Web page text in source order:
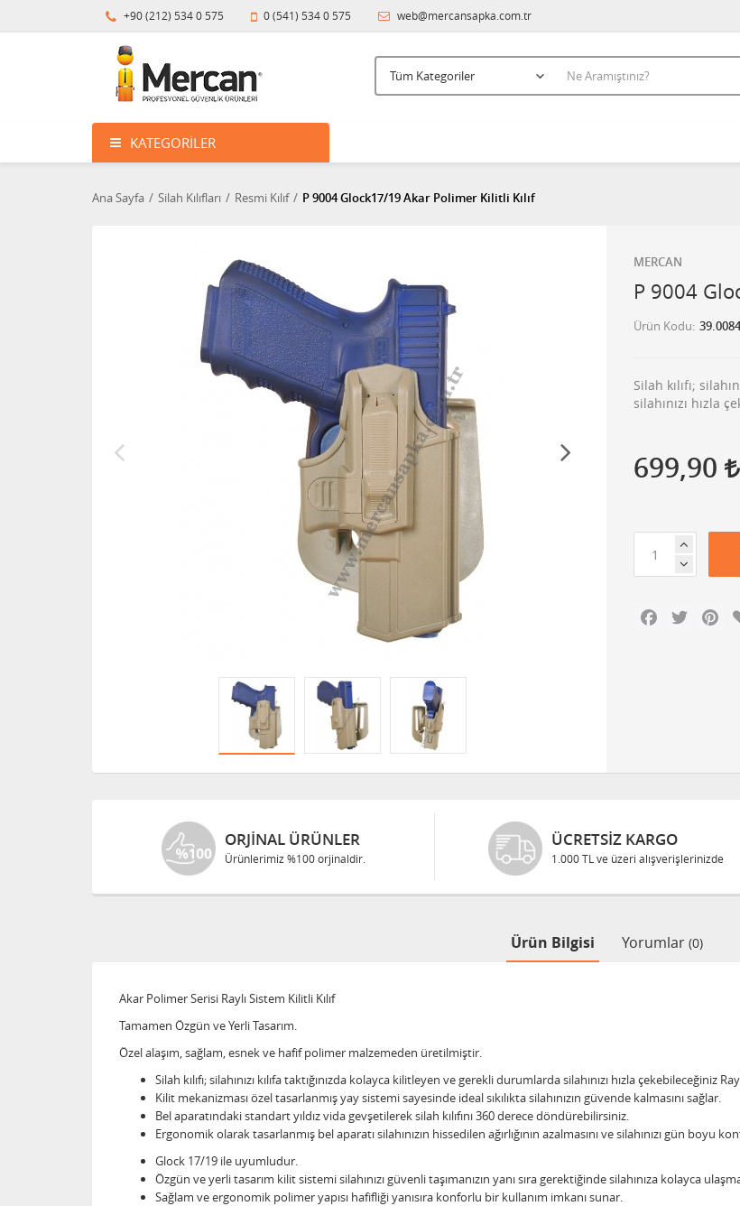
+90 (212) 534 0 575 0 (541) 534 0 575 web@mercansapka.com.tr
KATEGORILER
Ana Sayfa Silah Kılıfları Resmi Kılıf P 9004 Glock17/19 Akar Polimer Kilitli Kılıf
MERCAN
P 9004
Ürün Kodu
Silah kılıfı;
silahınızı hızla
699,90
Facebook
Twitter
ORJINAL ÜRÜNLER
Ürünlerimiz %100 orjinaldir.
ÜCRETSIZ KARGO
1.000 TL ve üzeri alışverişlerinizde
Ürün Bilgisi Yorumlar (0)
Akar Polimer Serisi Raylı Sistem Kilitli Kılıf
Tamamen Özgün ve Yerli Tasarım.
Özel alaşım, sağlam, esnek ve hafif polimer malzemeden üretilmiştir.
Silah kılıfı; silahınızı kılıfa taktığınızda kolayca kilitleyen ve gerekli durumlarda silahınızı hızla çekebileceğiniz
Kilit mekanizması özel tasarlanmış yay sistemi sayesinde ideal sıkılıkta silahınızın güvende kalmasını sağlar.
Bel aparatındaki standart yıldız vida gevşetilerek silah kılıfını 360 derece döndürebilirsiniz.
Ergonomik olarak tasarlanmış bel aparatı silahınızın hissedilen ağırlığının azalmasını ve silahınızı gün boyu
Glock 17/19 ile uyumludur.
Özgün ve yerli tasarım kilit sistemi silahınızı güvenli taşımanızın yanı sıra gerektiğinde silahınıza kolayca
Sağlam ve ergonomik polimer yapısı hafifliği yanısıra konforlu bir kullanım imkanı sunar.